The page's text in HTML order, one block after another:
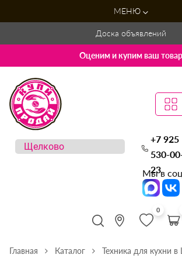
МЕНЮ
Доска объявлений
Оценим и купим ваш товар
+7 925
530-
23
Мы в
0
Главная Каталог
Техника для кухни